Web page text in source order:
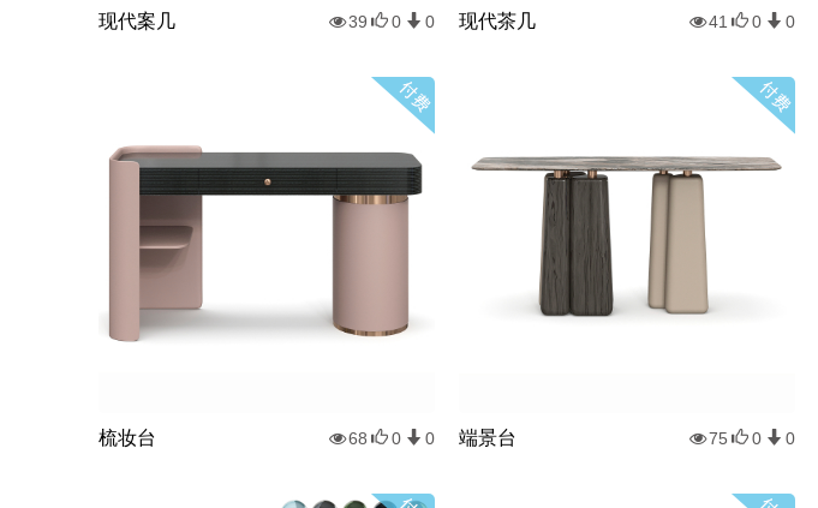
现代案几 39 0 0 现代茶几 41 0 0
梳妆台 68 0 0 端景台 75 0 0